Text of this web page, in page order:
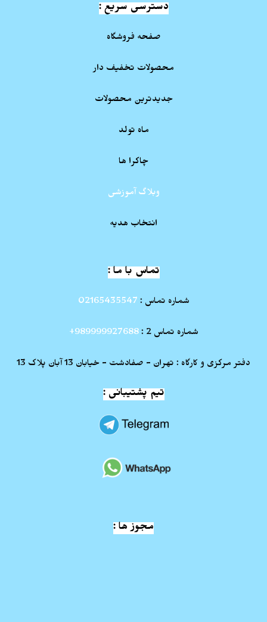
دسترسی سریع :
صفحه فروشگاه
محصولات تخفیف دار
جدیدترین محصولات
ماه تولد
چاکرا ها
وبلاگ آموزشی
انتخاب هدیه
تماس با ما :
شماره تماس : 02165435547
شماره تماس 2 : 989999927688+
دفتر مرکزی و کارگاه : تهران - صفادشت - خیابان 13 آبان پلاک 13
تیم پشتیبانی :
مجوز ها :